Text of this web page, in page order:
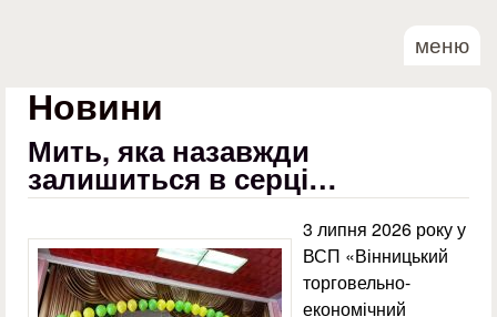
меню
Новини
Мить, яка назавжди
залишиться в серці…
3 липня 2026 року у
ВСП «Вінницький
торговельно-
економічний